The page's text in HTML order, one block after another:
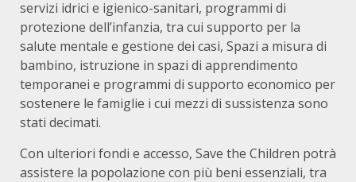
servizi idrici e igienico-sanitari, programmi di
protezione dell’infanzia, tra cui supporto per la
salute mentale e gestione dei casi, Spazi a misura di
bambino, istruzione in spazi di apprendimento
temporanei e programmi di supporto economico per
sostenere le famiglie i cui mezzi di sussistenza sono
stati decimati.
Con ulteriori fondi e accesso, Save the Children potrà
assistere la popolazione con più beni essenziali, tra